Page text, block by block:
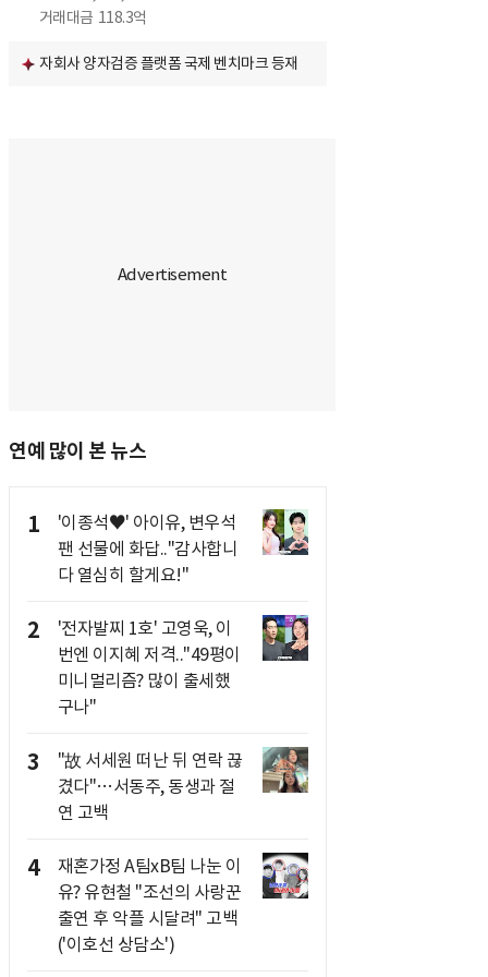
거래대금 118.3억
자회사 양자검증 플랫폼 국제 벤치마크 등재
연예 많이 본 뉴스
1
'이종석♥' 아이유, 변우석
팬 선물에 화답.."감사합니
다 열심히 할게요!"
2
'전자발찌 1호' 고영욱, 이
번엔 이지혜 저격.."49평이
미니멀리즘? 많이 출세했
구나"
3
"故 서세원 떠난 뒤 연락 끊
겼다"…서동주, 동생과 절
연 고백
4
재혼가정 A팀xB팀 나눈 이
유? 유현철 "조선의 사랑꾼
출연 후 악플 시달려" 고백
('이호선 상담소')